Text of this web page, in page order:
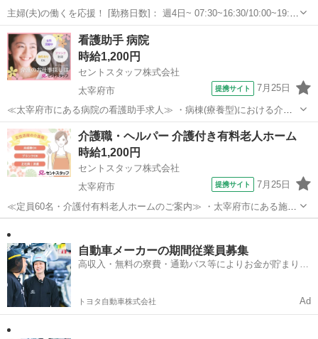
主婦(夫)の働くを応援！ [勤務日数]： 週4日~ 07:30~16:30/10:00~19:00
月/火/水/木/金/土/日 などから選べます [勤務地・最寄駅]： 福岡県太宰
府市 株式会社スーパーナース 都府楼前駅徒...
福岡 太宰府市 看護師
看護助手 病院
時給1,200円
セントスタッフ株式会社
太宰府市
提携サイト 7月25日
≪太宰府市にある病院の看護助手求人≫ ・病棟(療養型)における介護
のお仕事です。 ・駅近くで通勤にもとても便利な場所にあります。 ・
医療従事者の指示のもとお仕事して頂くので安心です。 ・患者様が安
心して治療や療養できるような...
福岡 太宰府市 その他
介護職・ヘルパー 介護付き有料老人ホーム
時給1,200円
セントスタッフ株式会社
太宰府市
提携サイト 7月25日
≪定員60名・介護付有料老人ホームのご案内≫ ・太宰府市にある施設
での介護職です。 ・自然に囲まれた落ち着きのある施設です。 ・駐車
場が無料でお借りできます！ ・2～3ヶ月単位で様子を見ながらお仕事
したい方に！ ・施設長は看...自動車メーカーの期間従業員募集
高収入・無料の寮費・通勤バス等によりお金が貯まりや
トヨタ自動車株式会社 Ad